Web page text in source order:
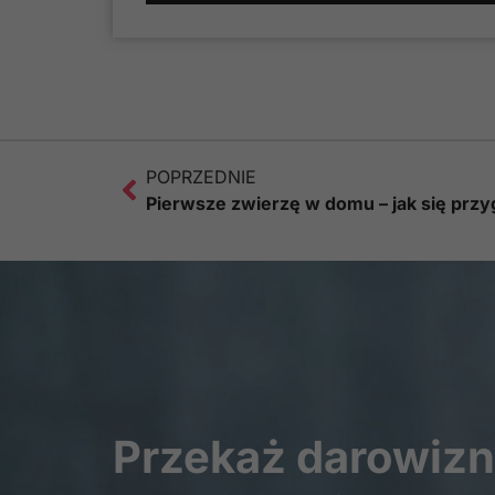
POPRZEDNIE
Pierwsze zwierzę w domu – jak się
Przekaż